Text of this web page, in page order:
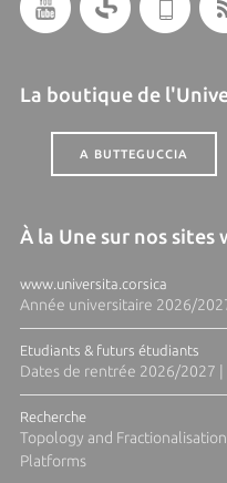
La boutique de
A BUTTEGUCCIA
À la Une sur nos sites
www.universita.corsica
Année universitaire 2026/
Etudiants & futurs étudiants
Dates de rentrée 2026/2027 |
Recherche
Topology and
Platforms